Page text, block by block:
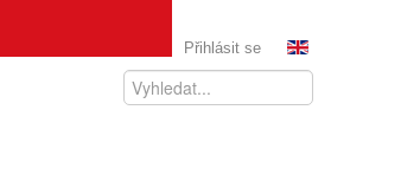
Přihlásit se